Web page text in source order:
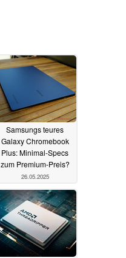
Samsungs teures
Galaxy Chromebook
Plus: Minimal-Specs
zum Premium-Preis?
26.05.2025